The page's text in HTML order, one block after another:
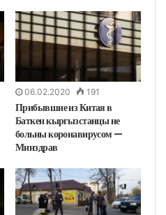
06.02.2020 191
Прибывшие из Китая в
Баткен кыргызстанцы не
больны коронавирусом —
Минздрав